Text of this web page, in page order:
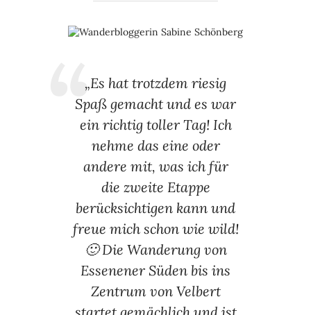
„Es hat trotzdem riesig
Spaß gemacht und es war
ein richtig toller Tag! Ich
nehme das eine oder
andere mit, was ich für
die zweite Etappe
berücksichtigen kann und
freue mich schon wie wild!
🙂 Die Wanderung von
Essenener Süden bis ins
Zentrum von Velbert